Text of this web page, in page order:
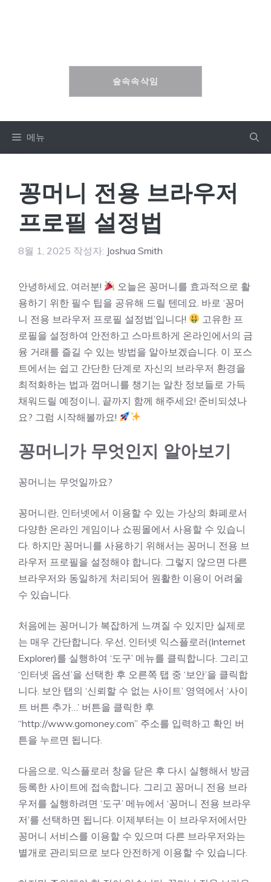
기
숲속속삭임
메뉴
꽁머니 전용 브라우저
프로필 설정법
8월 1, 2025 작성자: Joshua Smith
안녕하세요, 여러분!
오늘은 꽁머니를 효과적으로 활
용하기 위한 필수 팁을 공유해 드릴 텐데요. 바로 ‘꽁머
니 전용 브라우저 프로필 설정법’입니다!
고유한 프
로필을 설정하여 안전하고 스마트하게 온라인에서의 금
융 거래를 즐길 수 있는 방법을 알아보겠습니다. 이 포스
트에서는 쉽고 간단한 단계로 자신의 브라우저 환경을
최적화하는 법과 껌머니를 챙기는 알찬 정보들로 가득
채워드릴 예정이니, 끝까지 함께 해주세요! 준비되셨나
요? 그럼 시작해볼까요!
꽁머니가 무엇인지 알아보기
꽁머니는 무엇일까요?
꽁머니란, 인터넷에서 이용할 수 있는 가상의 화폐로서
다양한 온라인 게임이나 쇼핑몰에서 사용할 수 있습니
다. 하지만 꽁머니를 사용하기 위해서는 꽁머니 전용 브
라우저 프로필을 설정해야 합니다. 그렇지 않으면 다른
브라우저와 동일하게 처리되어 원활한 이용이 어려울
수 있습니다.
처음에는 꽁머니가 복잡하게 느껴질 수 있지만 실제로
는 매우 간단합니다. 우선, 인터넷 익스플로러(Internet
Explorer)를 실행하여 ‘도구’ 메뉴를 클릭합니다. 그리고
‘인터넷 옵션’을 선택한 후 오른쪽 탭 중 ‘보안’을 클릭합
니다. 보안 탭의 ‘신뢰할 수 없는 사이트’ 영역에서 ‘사이
트 버튼 추가…’ 버튼을 클릭한 후
“http://www.gomoney.com” 주소를 입력하고 확인 버
튼을 누르면 됩니다.
다음으로, 익스플로러 창을 닫은 후 다시 실행해서 방금
등록한 사이트에 접속합니다. 그리고 꽁머니 전용 브라
우저를 실행하려면 ‘도구’ 메뉴에서 ‘꽁머니 전용 브라우
저’를 선택하면 됩니다. 이제부터는 이 브라우저에서만
꽁머니 서비스를 이용할 수 있으며 다른 브라우저와는
별개로 관리되므로 보다 안전하게 이용할 수 있습니다.